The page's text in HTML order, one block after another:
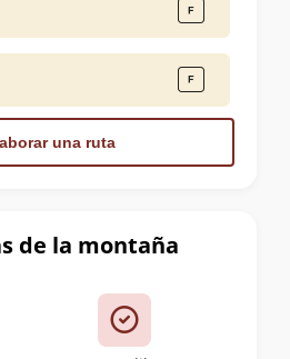
de la montaña
una ruta